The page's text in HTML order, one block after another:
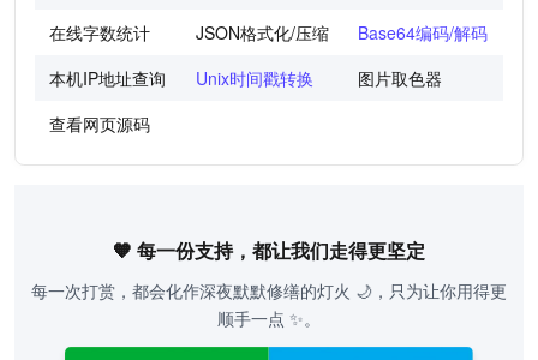
在线字数统计
JSON格式化/压缩 Base64编码/解码
本机IP地址查询
Unix时间戳转换 图片取色器
查看网页源码
🧡 每一份支持，都让我们走得更坚定
每一次打赏，都会化作深夜默默修缮的灯火 🌙，只为让你用得更
顺手一点 ✨。